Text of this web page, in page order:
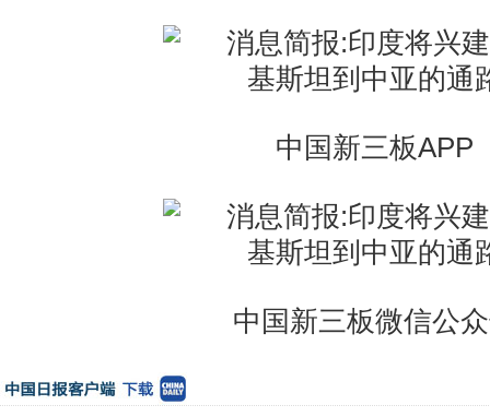
中国新三板APP
中国新三板微信公